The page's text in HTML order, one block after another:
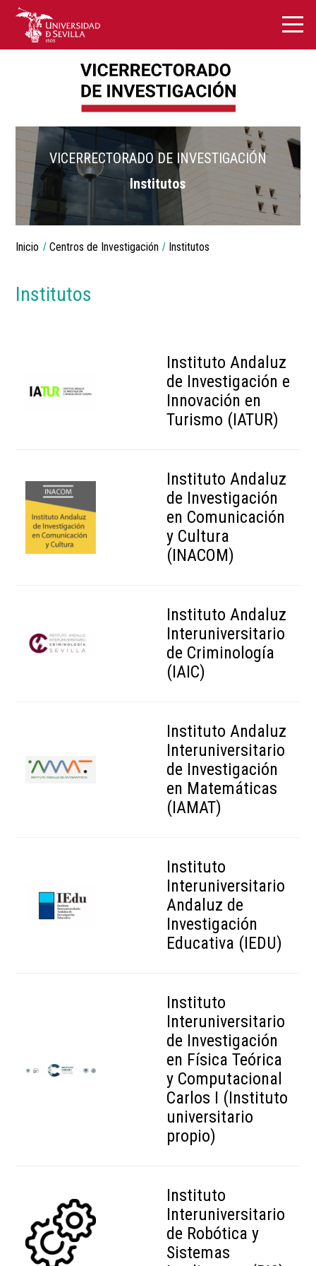
VICERRECTORADO DE INVESTIGACIÓN
Institutos
Breadcrumbs
You
Inicio Centros de Investigación Institutos
Institutos
Instituto Andaluz
de Investigación e
Innovación en
Turismo (IATUR)
Instituto Andaluz
de Investigación
en Comunicación
y Cultura
(INACOM)
Instituto Andaluz
Interuniversitario
de Criminología
(IAIC)
Instituto Andaluz
Interuniversitario
de Investigación
en Matemáticas
(IAMAT)
Instituto
Interuniversitario
Andaluz de
Investigación
Educativa (IEDU)
Instituto
Interuniversitario
de Investigación
en Física Teórica
y Computacional
Carlos I (Instituto
universitario
propio)
Instituto
Interuniversitario
de Robótica y
Sistemas